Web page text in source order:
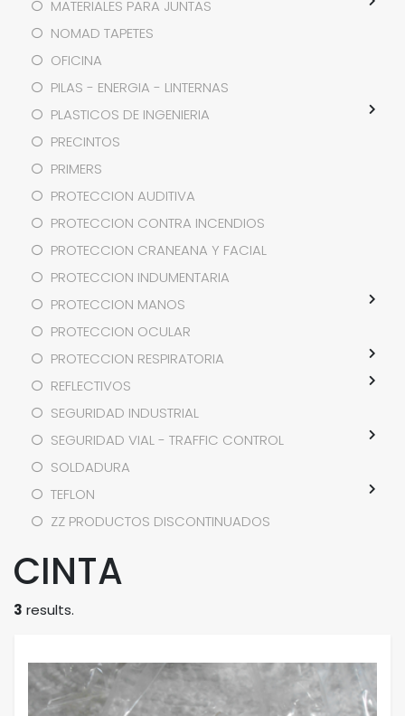
MATERIALES PARA JUNTAS
NOMAD TAPETES
OFICINA
PILAS - ENERGIA - LINTERNAS
PLASTICOS DE INGENIERIA
PRECINTOS
PRIMERS
PROTECCION AUDITIVA
PROTECCION CONTRA INCENDIOS
PROTECCION CRANEANA Y FACIAL
PROTECCION INDUMENTARIA
PROTECCION MANOS
PROTECCION OCULAR
PROTECCION RESPIRATORIA
REFLECTIVOS
SEGURIDAD INDUSTRIAL
SEGURIDAD VIAL - TRAFFIC CONTROL
SOLDADURA
TEFLON
ZZ PRODUCTOS DISCONTINUADOS
CINTA
3 results.